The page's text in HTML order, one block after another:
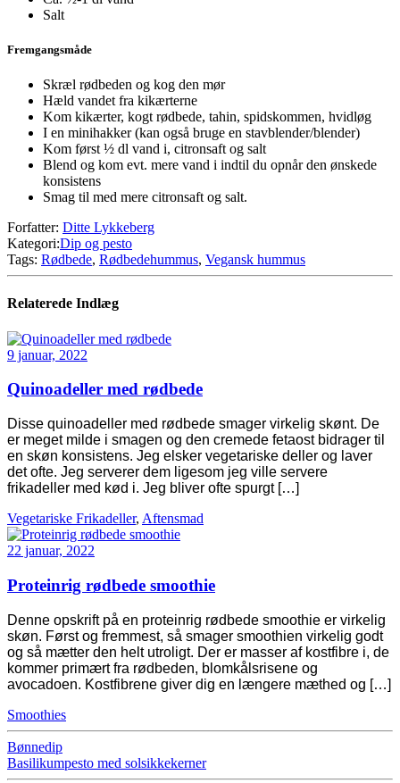
Salt
Fremgangsmåde
Skræl rødbeden og kog den mør
Hæld vandet fra kikærterne
Kom kikærter, kogt rødbede, tahin, spidskommen, hvidløg
I en minihakker (kan også bruge en stavblender/blender)
Kom først ½ dl vand i, citronsaft og salt
Blend og kom evt. mere vand i indtil du opnår den ønskede
konsistens
Smag til med mere citronsaft og salt.
Forfatter: Ditte Lykkeberg
Kategori:Dip og pesto
Tags: Rødbede, Rødbedehummus, Vegansk hummus
Relaterede Indlæg
9 januar, 2022
Quinoadeller med rødbede
Disse quinoadeller med rødbede smager virkelig skønt. De
er meget milde i smagen og den cremede fetaost bidrager til
en skøn konsistens. Jeg elsker vegetariske deller og laver
det ofte. Jeg serverer dem ligesom jeg ville servere
frikadeller med kød i. Jeg bliver ofte spurgt […]
Vegetariske Frikadeller, Aftensmad
22 januar, 2022
Proteinrig rødbede smoothie
Denne opskrift på en proteinrig rødbede smoothie er virkelig
skøn. Først og fremmest, så smager smoothien virkelig godt
og så mætter den helt utroligt. Der er masser af kostfibre i, de
kommer primært fra rødbeden, blomkålsrisene og
avocadoen. Kostfibrene giver dig en længere mæthed og […]
Smoothies
Bønnedip
Basilikumpesto med solsikkekerner